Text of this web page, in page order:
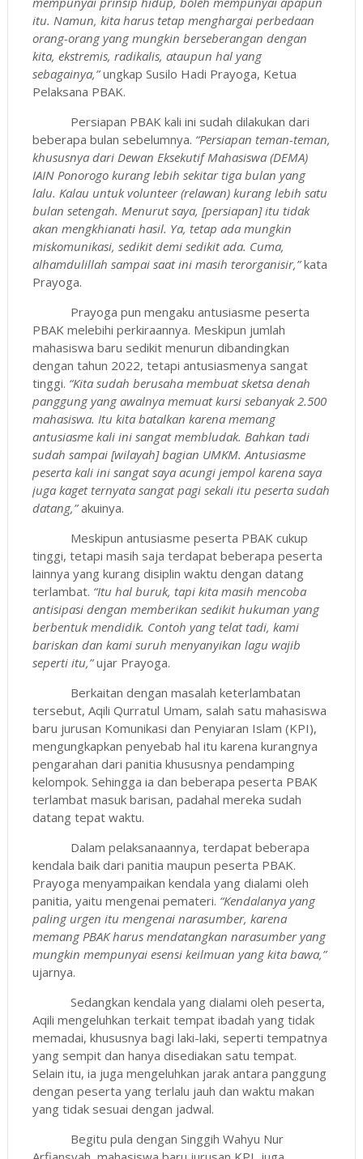
itu. Namun, kita harus tetap menghargai perbedaan
orang-orang yang mungkin berseberangan dengan
kita, ekstremis, radikalis, ataupun hal yang
sebagainya,”ungkap Susilo Hadi Prayoga, Ketua
Pelaksana PBAK.
Persiapan PBAK kali ini sudah dilakukan dari
beberapa bulan sebelumnya. “Persiapan teman-teman,
khususnya dari Dewan Eksekutif Mahasiswa (DEMA)
IAIN Ponorogo kurang lebih sekitar tiga bulan yang
lalu. Kalau untuk volunteer (relawan) kurang lebih satu
bulan setengah. Menurut saya, [persiapan] itu tidak
akan mengkhianati hasil. Ya, tetap ada mungkin
miskomunikasi, sedikit demi sedikit ada. Cuma,
alhamdulillah sampai saat ini masih terorganisir,”kata
Prayoga.
Prayoga pun mengaku antusiasme peserta
PBAK melebihi perkiraannya. Meskipun jumlah
mahasiswa baru sedikit menurun dibandingkan
dengan tahun 2022, tetapi antusiasmenya sangat
tinggi. “Kita sudah berusaha membuat sketsa denah
panggung yang awalnya memuat kursi sebanyak 2.500
mahasiswa. Itu kita batalkan karena memang
antusiasme kali ini sangat membludak. Bahkan tadi
sudah sampai [wilayah] bagian UMKM. Antusiasme
peserta kali ini sangat saya acungi jempol karena saya
juga kaget ternyata sangat pagi sekali itu peserta sudah
datang,”akuinya.
Meskipun antusiasme peserta PBAK cukup
tinggi, tetapi masih saja terdapat beberapa peserta
lainnya yang kurang disiplin waktu dengan datang
terlambat. “Itu hal buruk, tapi kita masih mencoba
antisipasi dengan memberikan sedikit hukuman yang
berbentuk mendidik. Contoh yang telat tadi, kami
bariskan dan kami suruh menyanyikan lagu wajib
seperti itu,”ujar Prayoga.
Berkaitan dengan masalah keterlambatan
tersebut, Aqili Qurratul Umam, salah satu mahasiswa
baru jurusan Komunikasi dan Penyiaran Islam (KPI),
mengungkapkan penyebab hal itu karena kurangnya
pengarahan dari panitia khususnya pendamping
kelompok. Sehingga ia dan beberapa peserta PBAK
terlambat masuk barisan, padahal mereka sudah
datang tepat waktu.
Dalam pelaksanaannya, terdapat beberapa
kendala baik dari panitia maupun peserta PBAK.
Prayoga menyampaikan kendala yang dialami oleh
panitia, yaitu mengenai pemateri. “Kendalanya yang
paling urgen itu mengenai narasumber, karena
memang PBAK harus mendatangkan narasumber yang
mungkin mempunyai esensi keilmuan yang kita bawa,”
ujarnya.
Sedangkan kendala yang dialami oleh peserta,
Aqili mengeluhkan terkait tempat ibadah yang tidak
memadai, khususnya bagi laki-laki, seperti tempatnya
yang sempit dan hanya disediakan satu tempat.
Selain itu, ia juga mengeluhkan jarak antara panggung
dengan peserta yang terlalu jauh dan waktu makan
yang tidak sesuai dengan jadwal.
Begitu pula dengan Singgih Wahyu Nur